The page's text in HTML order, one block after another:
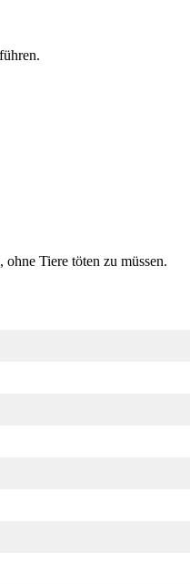
Tiere töten zu müssen.